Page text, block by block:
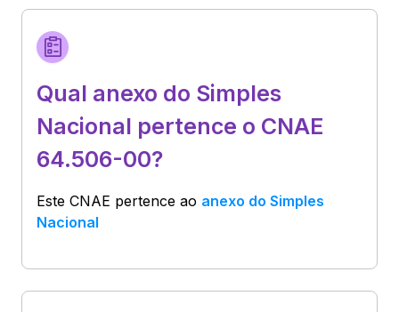
Qual anexo do Simples
Nacional pertence o CNAE
64.506-00?
Este CNAE pertence ao anexo do Simples
Nacional